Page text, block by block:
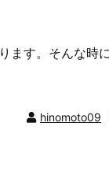
ます。そんな時
hinomoto09